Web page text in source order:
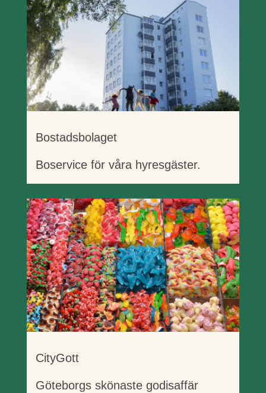
Bostadsbolaget
Boservice för våra hyresgäster.
CityGott
Göteborgs skönaste godisaffär